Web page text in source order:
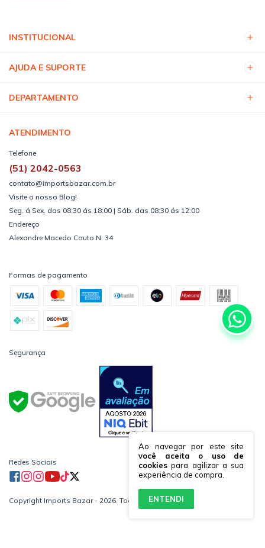
Ao navegar por este site
você aceita o uso de
cookies para agilizar a sua
experiência de compra.
ENTENDI
INSTITUCIONAL
AJUDA E SUPORTE
DEPARTAMENTO
ATENDIMENTO
Telefone
(51) 2042-0563
contato@importsbazar.com.br
Visite o nosso Blog!
Seg. á Sex. das 08:30 ás 18:00 | Sáb. das 08:30 ás 12:00
Endereço
Alexandre Macedo Couto N: 34
Formas de pagamento
Segurança
Redes Sociais
Copyright Imports Bazar - 2026. Todos os direitos reservados.